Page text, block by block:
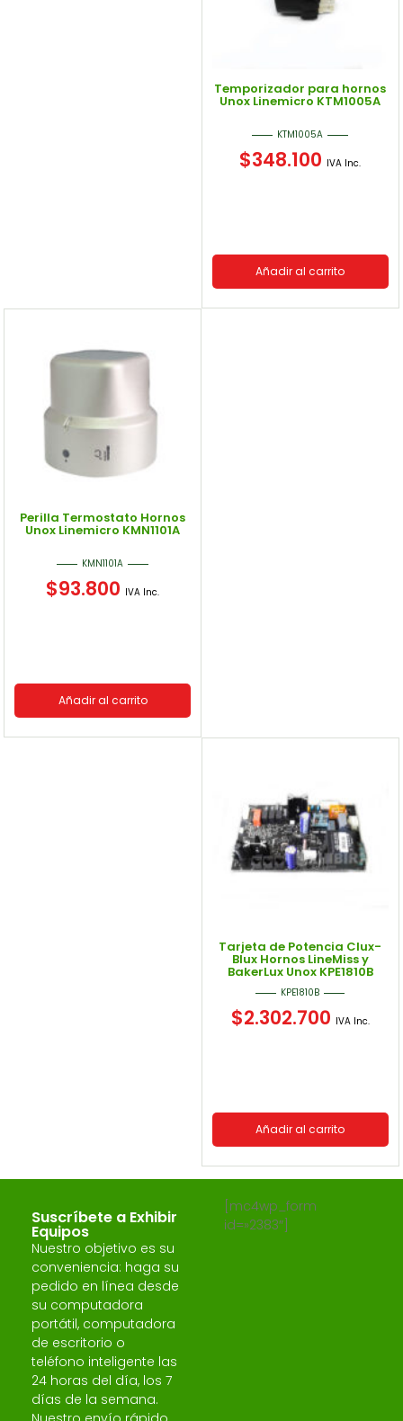
Temporizador para hornos
Unox Linemicro KTM1005A
KTM1005A
$348.100 IVA Inc.
Añadir al carrito
Perilla Termostato Hornos
Unox Linemicro KMN1101A
KMN1101A
$93.800 IVA Inc.
Añadir al carrito
Tarjeta de Potencia Clux-
Blux Hornos LineMiss y
BakerLux Unox KPE1810B
KPE1810B
$2.302.700 IVA Inc.
Añadir al carrito
Suscríbete a Exhibir
Equipos
Nuestro objetivo es su
conveniencia: haga su
pedido en línea desde
su computadora
portátil, computadora
de escritorio o
teléfono inteligente las
24 horas del día, los 7
días de la semana.
[mc4wp_form
id=»2383″]